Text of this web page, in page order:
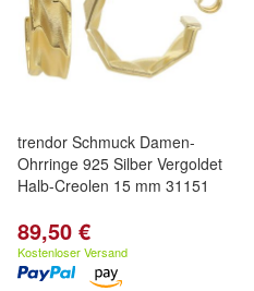
trendor Schmuck Damen-
Ohrringe 925 Silber Vergoldet
Halb-Creolen 15 mm 31151
89,50 €
Kostenloser Versand